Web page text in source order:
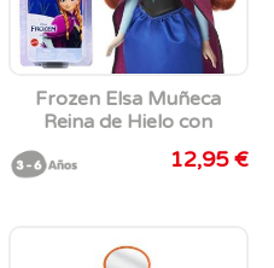
Frozen Elsa Muñeca
Reina de Hielo con
Acceserios Disney Mattel
12,95 €